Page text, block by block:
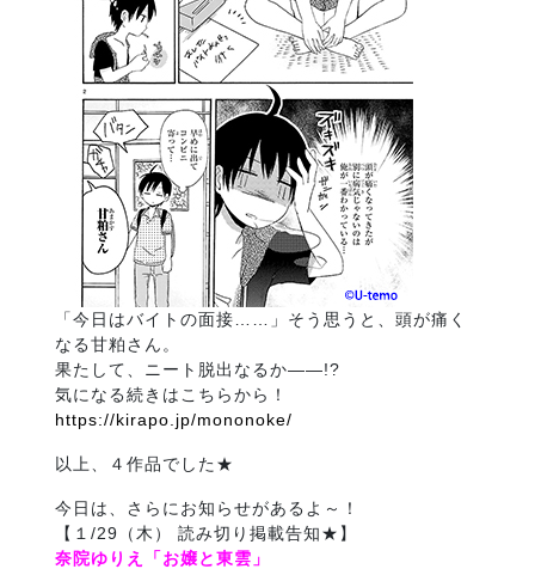
「今日はバイトの面接……」そう思うと、頭が痛く
なる甘粕さん。
果たして、ニート脱出なるか――!?
気になる続きはこちらから！
https://kirapo.jp/mononoke/
以上、４作品でした★
今日は、さらにお知らせがあるよ～！
【１/29（木） 読み切り掲載告知★】
奈院ゆりえ「お嬢と東雲」